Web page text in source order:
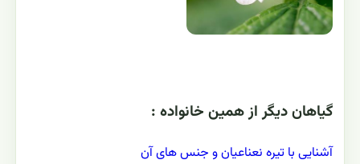
گياهان ديگر از همين خانواده :
آشنایی با تیره نعناعیان و جنس های آن